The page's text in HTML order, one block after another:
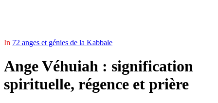
In 72 anges et génies de la Kabbale
Ange Véhuiah : signification
spirituelle, régence et prière